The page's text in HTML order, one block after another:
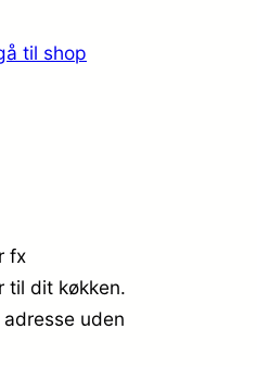
til shop
fx
til dit køkken.
uden